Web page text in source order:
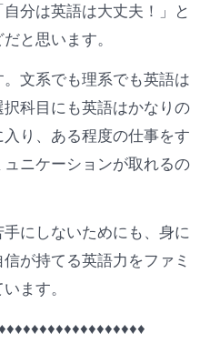
分は英語は大丈夫！」と
と思います。
文系でも理系でも英語は
科目にも英語はかなりの
り、ある程度の仕事をす
ニケーションが取れるの
にしないためにも、身に
が持てる英語力をファミ
ます。